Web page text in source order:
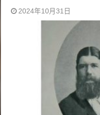
2024年10月31日